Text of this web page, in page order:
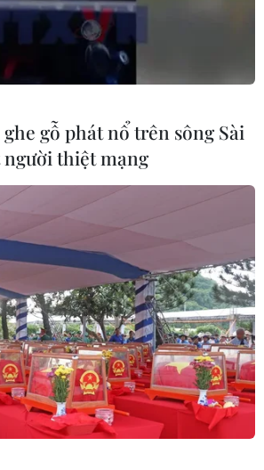
gỗ phát nổ trên sông Sài
thiệt mạng